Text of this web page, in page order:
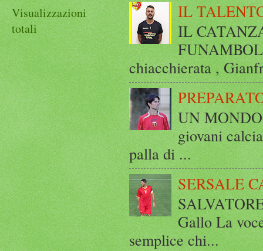
IL
IL
chiacchierata ,
UN
giovani
palla di ...
SERSALE
Gallo La
semplice chi...
Visualizzazioni
totali